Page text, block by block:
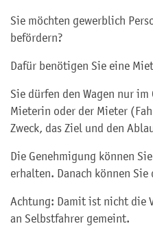
Sie möchten gewerblich
befördern?
Dafür benötigen Sie eine
Sie dürfen den Wagen nur
Mieterin oder der Mieter
Zweck, das Ziel und den
Die Genehmigung können
erhalten. Danach können
Achtung: Damit ist nicht die
an Selbstfahrer gemeint.